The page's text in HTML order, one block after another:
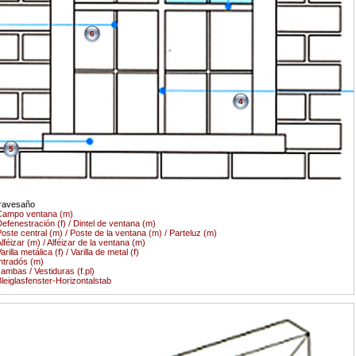
ventana (m)
(f) / Dintel de ventana (m)
central (m) / Poste de la ventana (m) / Parteluz (m)
4
(m) / Alféizar de la ventana (m)
5
metálica (f) / Varilla de metal (f)
6
(m)
/ Vestiduras (f.pl)
Horizontalstab